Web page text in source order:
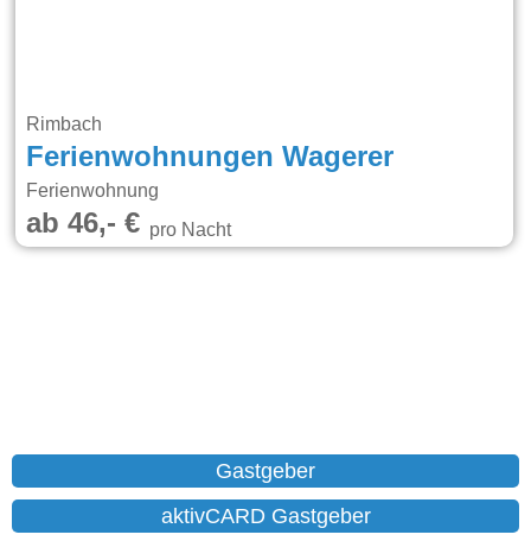
Rimbach
Ferienwohnungen Wagerer
Ferienwohnung
ab 46,- €pro Nacht
Gastgeber
aktivCARD Gastgeber